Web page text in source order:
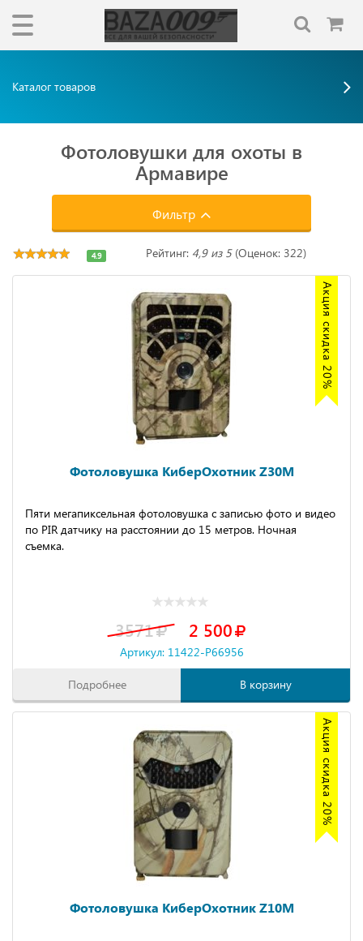
Каталог товаров
Фотоловушки для охоты в
Армавире
Фильтр
Акция скидка 20%
Фотоловушка КиберОхотник Z30M
Пяти мегапиксельная фотоловушка с записью фото и видео
по PIR датчику на расстоянии до 15 метров. Ночная
съемка.
3571 2 500
Артикул: 11422-P66956
Подробнее В корзину
Акция скидка 20%
Фотоловушка КиберОхотник Z10M
4.9 Рейтинг: 4,9 из 5(Оценок: 322)